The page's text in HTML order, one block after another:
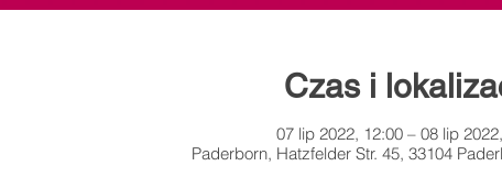
Czas i
07 lip 2022, 12:00 – 08 lip
Paderborn, Hatzfelder Str. 45, 33104